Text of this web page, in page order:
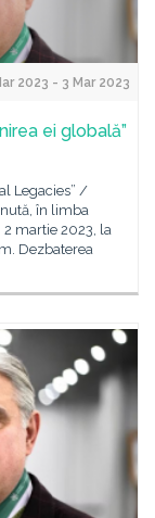
2023 - 3 Mar 2023
ei globală”
Legacies” /
în limba
2 martie 2023, la
Dezbaterea